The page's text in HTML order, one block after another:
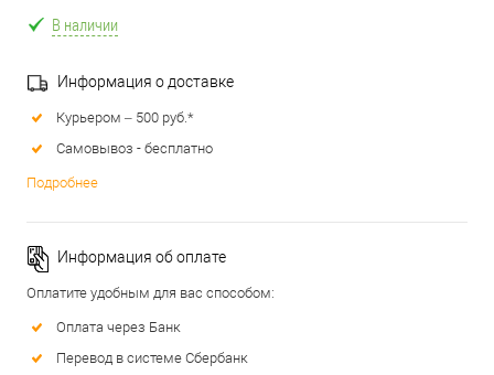
В наличии
Информация о доставке
Курьером – 500 руб.*
Самовывоз - бесплатно
Подробнее
Информация об оплате
Оплатите удобным для вас способом:
Оплата через Банк
Перевод в системе Сбербанк